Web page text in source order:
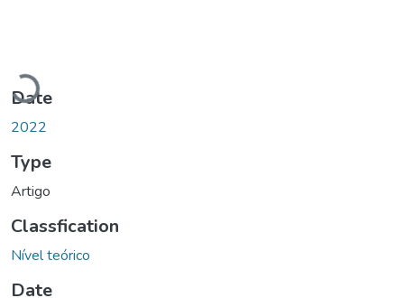
Loading...
Date
2022
Type
Artigo
Classfication
Nível teórico
Date